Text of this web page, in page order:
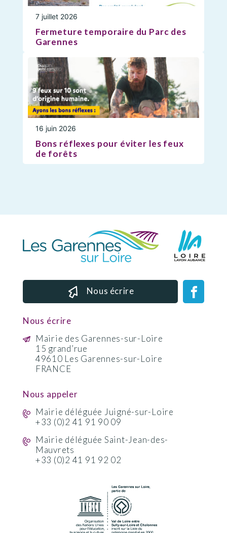
7 juillet 2026
Fermeture temporaire du Parc des
Garennes
16 juin 2026
Bons réflexes pour éviter les feux
de forêts
Nous écrire
Nous écrire
Mairie des Garennes-sur-Loire
15 grand’rue
49610 Les Garennes-sur-Loire
FRANCE
Nous appeler
Mairie déléguée Juigné-sur-Loire
+33 (0)2 41 91 90 09
Mairie déléguée Saint-Jean-des-
Mauvrets
+33 (0)2 41 91 92 02